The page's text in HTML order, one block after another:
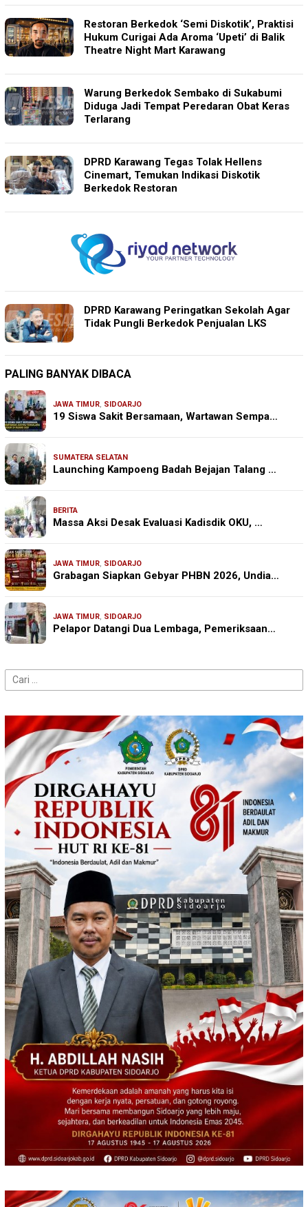
Restoran Berkedok ‘Semi Diskotik’, Praktisi
Hukum Curigai Ada Aroma ‘Upeti’ di Balik
Theatre Night Mart Karawang
Warung Berkedok Sembako di Sukabumi
Diduga Jadi Tempat Peredaran Obat Keras
Terlarang
DPRD Karawang Tegas Tolak Hellens
Cinemart, Temukan Indikasi Diskotik
Berkedok Restoran
DPRD Karawang Peringatkan Sekolah Agar
Tidak Pungli Berkedok Penjualan LKS
PALING BANYAK DIBACA
JAWA TIMUR, SIDOARJO
19 Siswa Sakit Bersamaan, Wartawan Sempa…
SUMATERA SELATAN
Launching Kampoeng Badah Bejajan Talang …
BERITA
Massa Aksi Desak Evaluasi Kadisdik OKU, …
JAWA TIMUR, SIDOARJO
Grabagan Siapkan Gebyar PHBN 2026, Undia…
JAWA TIMUR, SIDOARJO
Pelapor Datangi Dua Lembaga, Pemeriksaan…
Cari
untuk: